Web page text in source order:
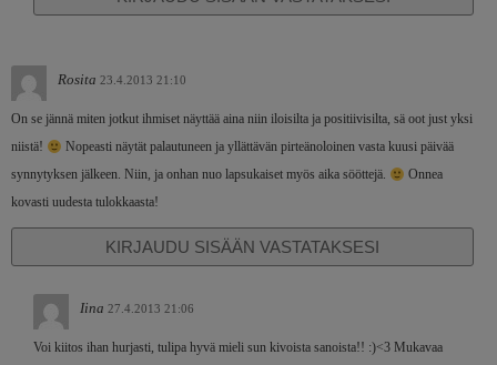
Rosita 23.4.2013 21:10
On se jännä miten jotkut ihmiset näyttää aina niin iloisilta ja positiivisilta, sä oot just yksi
niistä!
Nopeasti näytät palautuneen ja yllättävän pirteänoloinen vasta kuusi päivää
synnytyksen jälkeen. Niin, ja onhan nuo lapsukaiset myös aika sööttejä.
Onnea
kovasti uudesta tulokkaasta!
KIRJAUDU SISÄÄN VASTATAKSESI
Iina 27.4.2013 21:06
Voi kiitos ihan hurjasti, tulipa hyvä mieli sun kivoista sanoista!! :)<3 Mukavaa